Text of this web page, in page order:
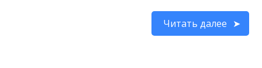
Читать далее